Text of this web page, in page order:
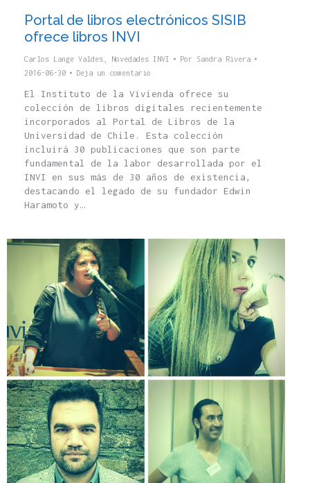
Portal de libros electrónicos SISIB
ofrece libros INVI
Carlos Lange Valdes Novedades INVI Por Sandra Rivera
2016-06-30
Deja un comentario
El Instituto de la Vivienda ofrece su
colección de libros digitales recientemente
incorporados al Portal de Libros de la
Universidad de Chile. Esta colección
incluirá 30 publicaciones que son parte
fundamental de la labor desarrollada por el
INVI en sus más de 30 años de existencia,
destacando el legado de su fundador Edwin
Haramoto y…